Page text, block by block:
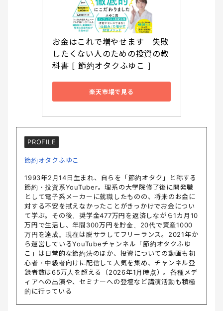
お金はこれで増やせます　失敗
したくない人のための投資の教
科書 [ 節約オタクふゆこ ]
楽天市場で見る
PROFILE
節約オタクふゆこ
1993年2月14日生まれ、自らを「節約オタク」と称する
節約・投資系YouTuber。理系の大学院修了後に開発職
として電子系メーカーに就職したものの、将来のお金に
対する不安を拭えなかったことがきっかけでお金につい
て学ぶ。その後、奨学金477万円を返済しながら1カ月10
万円で生活し、年間300万円を貯金、20代で資産1000
万円を達成。現在は脱サラしてフリーランス。2021年か
ら運営しているYouTubeチャンネル「節約オタクふゆ
こ」は日常的な節約法のほか、投資についての動画も初
心者・中級者向けに配信して人気を集め、チャンネル登
録者数は65万人を超える（2026年1月時点）。各種メデ
ィアへの出演や、セミナーへの登壇など講演活動も積極
的に行っている